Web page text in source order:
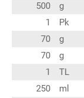
500 g
1
Pk
70
g
70
g
1
TL
250
ml